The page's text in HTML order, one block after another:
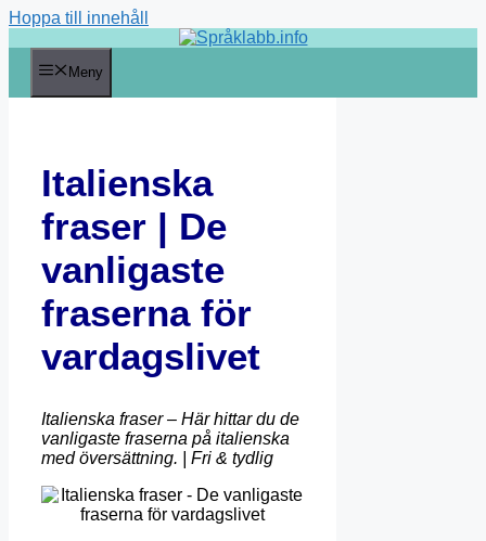
Hoppa till innehåll
Meny
Italienska
fraser | De
vanligaste
fraserna för
vardagslivet
Italienska fraser – Här hittar du de
vanligaste fraserna på italienska
med översättning. | Fri & tydlig